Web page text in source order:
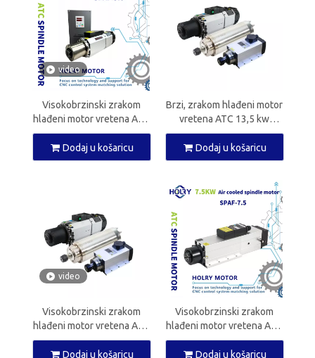
video
Visokobrzinski zrakom
hlađeni motor vretena ATC
9.0kw ISO30 CNC vreteno
za CNC glodalicu
Dodaj u košaricu
Brzi, zrakom hlađeni motor
vretena ATC 13,5 kw
HSK63F CNC vreteno za
CNC glodalicu
Dodaj u košaricu
video
Visokobrzinski zrakom
hlađeni motor vretena ATC
12kw ISO30 CNC vreteno
za CNC glodalicu
Dodaj u košaricu
Visokobrzinski zrakom
hlađeni motor vretena ATC
7,5 kw ISO30 CNC vreteno
za CNC glodalicu
Dodaj u košaricu